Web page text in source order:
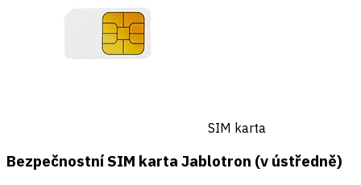
SIM karta
Bezpečnostní SIM karta Jablotron (v ústředně)